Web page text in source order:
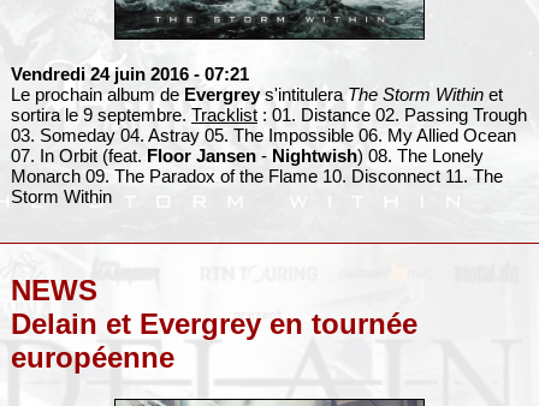
Vendredi 24 juin 2016 - 07:21
Le prochain album de Evergreys'intitulera The Storm Withinet
sortira le 9 septembre. Tracklist: 01. Distance 02. Passing Trough
03. Someday 04. Astray 05. The Impossible 06. My Allied Ocean
07. In Orbit (feat. Floor Jansen- Nightwish) 08. The Lonely
Monarch 09. The Paradox of the Flame 10. Disconnect 11. The
Storm Within
NEWS
Delain et Evergrey en tournée
européenne